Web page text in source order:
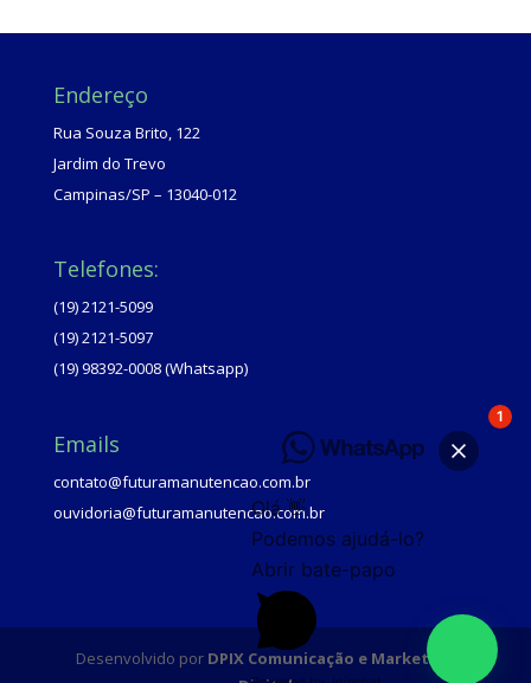
Endereço
Rua Souza Brito, 122
Jardim do Trevo
Campinas/SP – 13040-012
Telefones:
(19) 2121-5099
(19) 2121-5097
(19) 98392-0008 (Whatsapp)
Emails
contato@futuramanutencao.com.br
ouvidoria@futuramanutencao.com.br
Desenvolvido por DPIX Comunicação e Marketing
1
Olá 👋
Podemos ajudá-lo?
Abrir bate-papo